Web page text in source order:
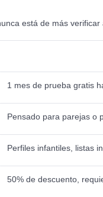
está de más
1 mes de prueba gratis
Pensado para parejas o
Perfiles infantiles, listas
50% de descuento,